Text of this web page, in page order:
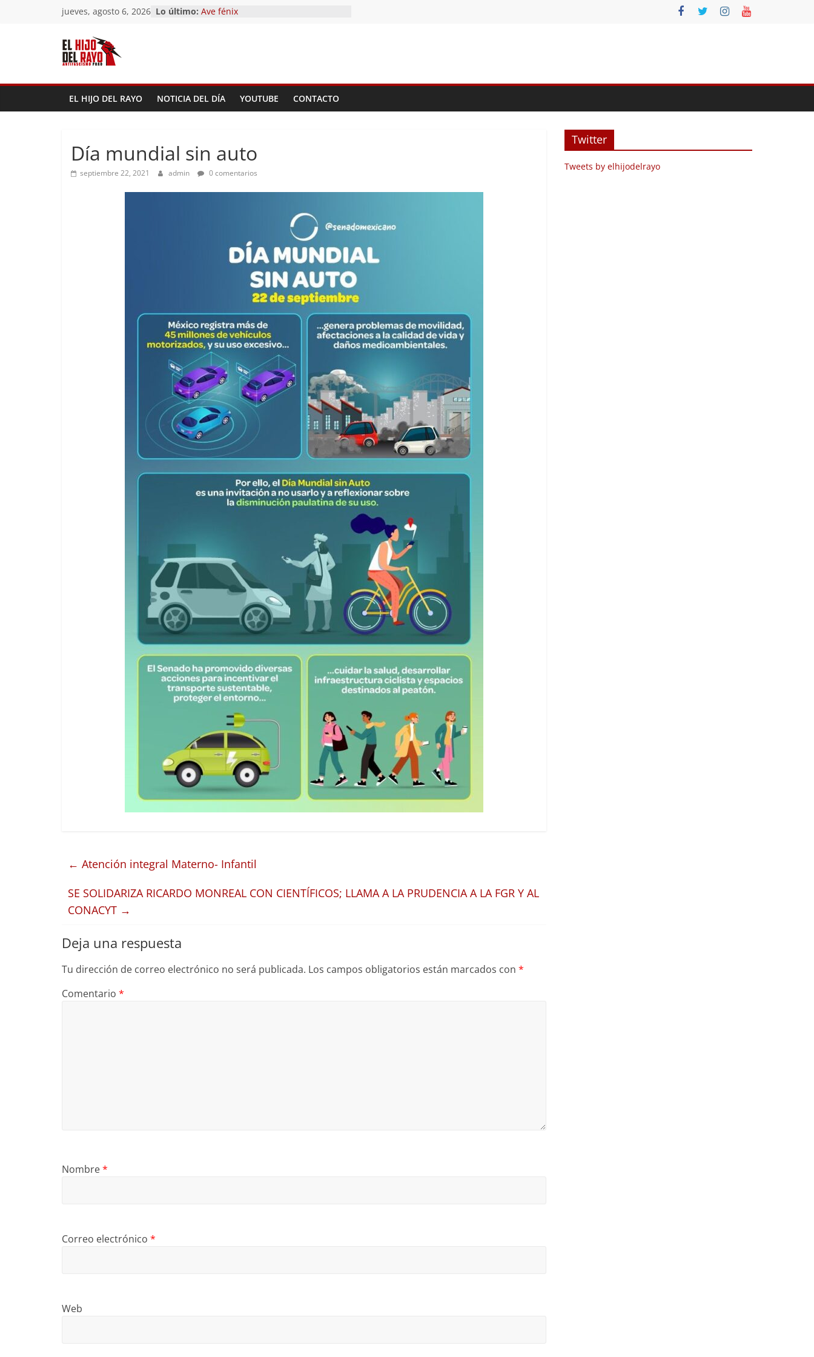
jueves, agosto 6, 2026 Lo último: Pandemonium)
EL HIJO DEL RAYO NOTICIA DEL DÍA YOUTUBE CONTACTO
Día mundial sin auto
septiembre 22, 2021 admin 0 comentarios
← Atención integral Materno- Infantil
SE SOLIDARIZA RICARDO MONREAL CON CIENTÍFICOS; LLAMA A LA PRUDENCIA A LA FGR Y AL
CONACYT →
Deja una respuesta
Tu dirección de correo electrónico no será publicada. Los campos obligatorios están marcados con *
Comentario *
Nombre*
Correo electrónico *
Web
Twitter
Tweets by elhijodelrayo